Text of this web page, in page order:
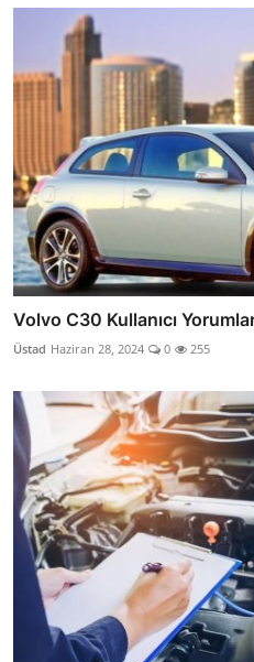
Volvo C30 Kullanıcı
Üstad Haziran 28, 2024 0 255